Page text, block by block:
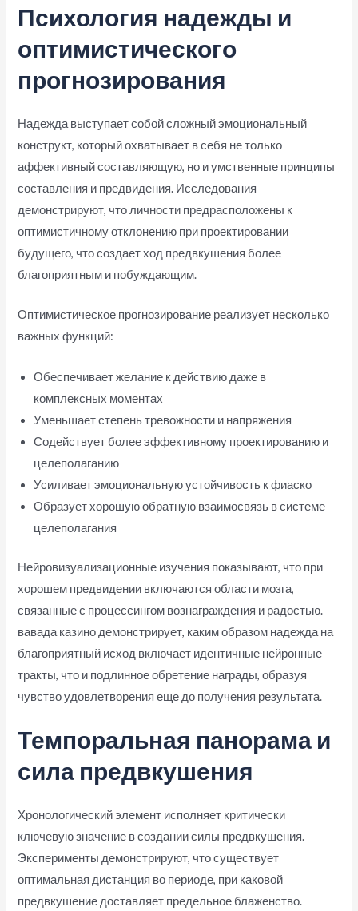
Психология надежды и
оптимистического
прогнозирования
Надежда выступает собой сложный эмоциональный
конструкт, который охватывает в себя не только
аффективный составляющую, но и умственные принципы
составления и предвидения. Исследования
демонстрируют, что личности предрасположены к
оптимистичному отклонению при проектировании
будущего, что создает ход предвкушения более
благоприятным и побуждающим.
Оптимистическое прогнозирование реализует несколько
важных функций:
Обеспечивает желание к действию даже в
комплексных моментах
Уменьшает степень тревожности и напряжения
Содействует более эффективному проектированию и
целеполаганию
Усиливает эмоциональную устойчивость к фиаско
Образует хорошую обратную взаимосвязь в системе
целеполагания
Нейровизуализационные изучения показывают, что при
хорошем предвидении включаются области мозга,
связанные с процессингом вознаграждения и радостью.
вавада казино демонстрирует, каким образом надежда на
благоприятный исход включает идентичные нейронные
тракты, что и подлинное обретение награды, образуя
чувство удовлетворения еще до получения результата.
Темпоральная панорама и
сила предвкушения
Хронологический элемент исполняет критически
ключевую значение в создании силы предвкушения.
Эксперименты демонстрируют, что существует
оптимальная дистанция во периоде, при каковой
предвкушение доставляет предельное блаженство.